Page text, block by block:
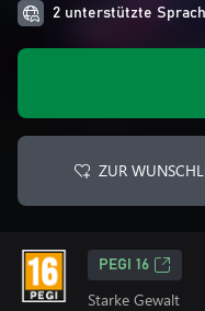
2 unterstützte
ZUR
PEGI 16
Starke Gewalt